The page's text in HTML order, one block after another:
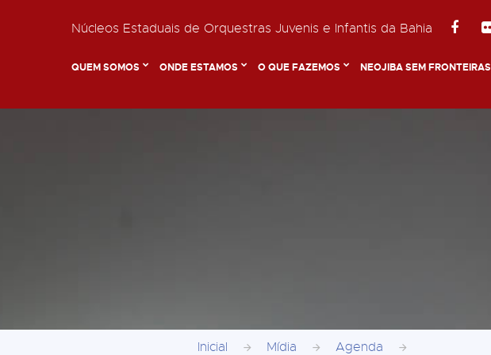
Núcleos Estaduais de Orquestras Juvenis e Infantis da Bahia
QUEM SOMOS ONDE ESTAMOS O QUE FAZEMOS NEOJIBA SEM FRONTEIRAS
Inicial Mídia Agenda